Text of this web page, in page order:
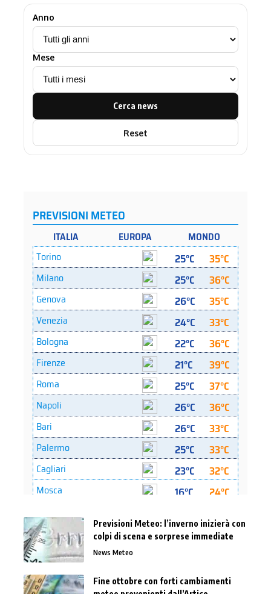
Anno
Mese
Cerca news
Reset
Previsioni Meteo: l’inverno inizierà con
colpi di scena e sorprese immediate
News Meteo
Fine ottobre con forti cambiamenti